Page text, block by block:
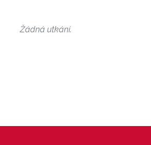
Žádná utkání.